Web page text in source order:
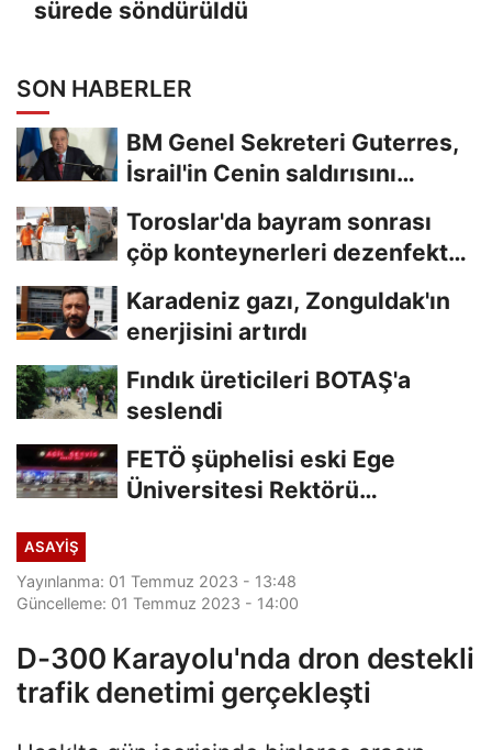
sürede söndürüldü
SON HABERLER
BM Genel Sekreteri Guterres,
İsrail'in Cenin saldırısını
Toroslar'da bayram sonrası
çöp konteynerleri dezenfekte
Karadeniz gazı, Zonguldak'ın
enerjisini artırdı
Fındık üreticileri BOTAŞ'a
seslendi
FETÖ şüphelisi eski Ege
Üniversitesi Rektörü
ASAYİŞ
Yayınlanma: 01 Temmuz 2023 - 13:48
Güncelleme: 01 Temmuz 2023 - 14:00
D-300 Karayolu'nda dron destekli
trafik denetimi gerçekleşti